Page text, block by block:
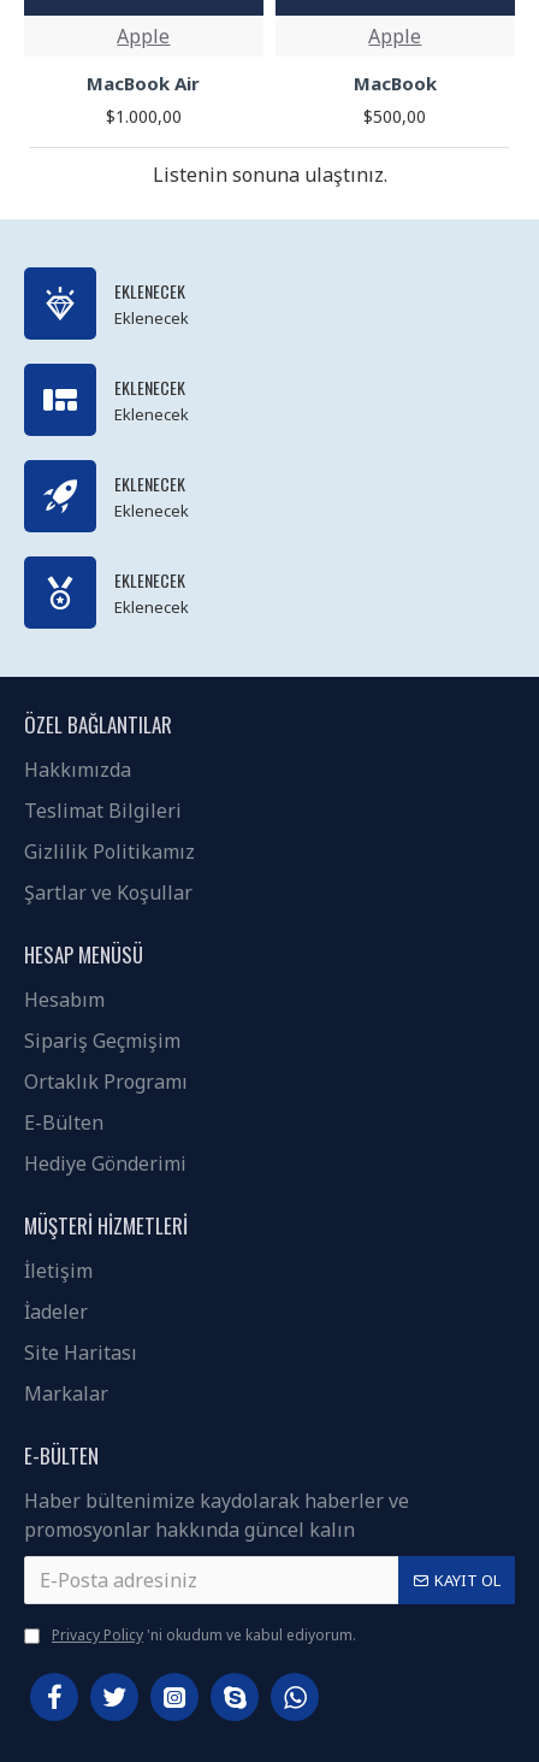
Apple
MacBook Air
$1.000,00
Apple
MacBook
$500,00
Listenin sonuna ulaştınız.
EKLENECEK
Eklenecek
EKLENECEK
Eklenecek
EKLENECEK
Eklenecek
EKLENECEK
Eklenecek
ÖZEL BAĞLANTILAR
Hakkımızda
Teslimat Bilgileri
Gizlilik Politikamız
Şartlar ve Koşullar
HESAP MENÜSÜ
Hesabım
Sipariş Geçmişim
Ortaklık Programı
E-Bülten
Hediye Gönderimi
MÜŞTERI HIZMETLERI
İletişim
İadeler
Site Haritası
Markalar
E-BÜLTEN
Haber bültenimize kaydolarak haberler ve
promosyonlar hakkında güncel kalın
KAYIT OL
Privacy Policy 'ni okudum ve kabul ediyorum.